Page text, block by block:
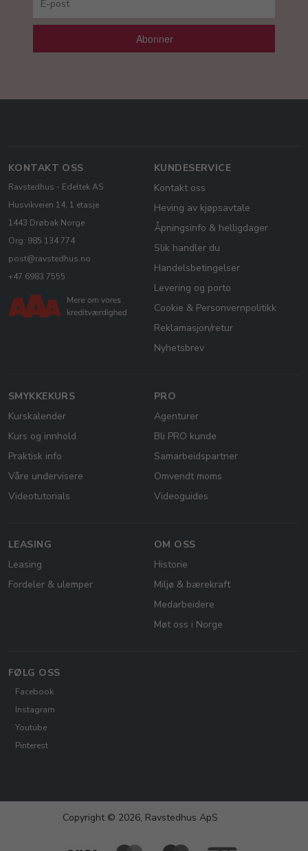
Abonner
KONTAKT OSS
Ravstedhus - Edeltek AS
Husvikveien 14, 1 etasje
1443 Drøbak Norge
Org: 985 134 774
post@ravstedhus.no
+47 6983 7555
KUNDESERVICE
Kontakt oss
Heving av kjøpsavtale
Åpningsinfo & helligdager
Slik handler du
Handelsbetingelser
Levering og porto
Cookie & Personvernpolitikk
Reklamasjon/retur
Nyhetsbrev
SMYKKEKURS
Kurskalender
Kurs og innhold
Praktisk info
Våre undervisere
Videotutorials
PRO
Agenturer
Bli PRO kunde
Samarbeidspartner
Omvendt moms
Videoguides
LEASING
Leasing
Fordeler & ulemper
OM OSS
Historie
Miljø & bærekraft
Medarbeidere
Møt oss i Norge
FØLG OSS
Facebook
Instagram
Youtube
Pinterest
Copyright © 2026, Ravstedhus ApS